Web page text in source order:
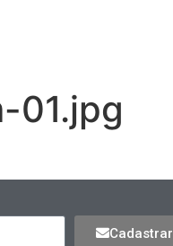
01.jpg
Cadastrar